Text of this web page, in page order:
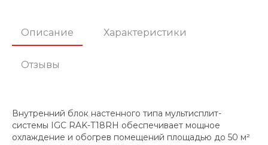
Описание Характеристики
Отзывы
Внутренний блок настенного типа мультисплит-
системы IGC RAK-T18RH обеспечивает мощное
охлаждение и обогрев помещений площадью до 50 м²